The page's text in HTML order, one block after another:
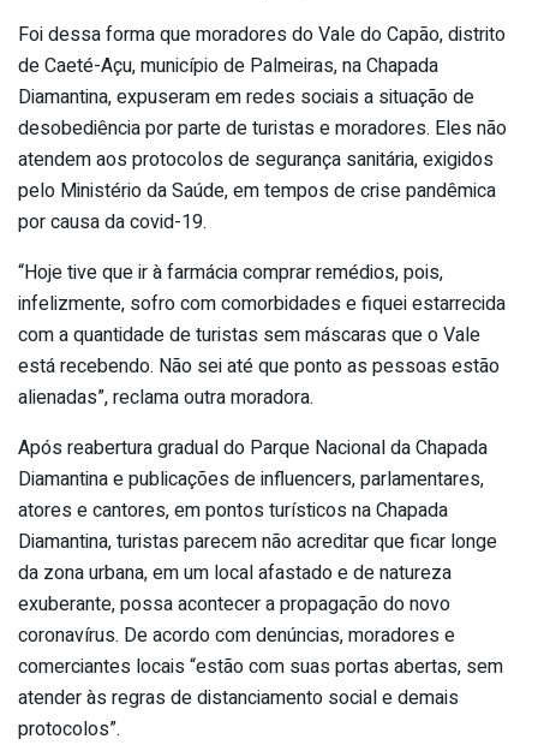
Foi dessa forma que moradores do Vale do Capão, distrito
de Caeté-Açu, município de Palmeiras, na Chapada
Diamantina, expuseram em redes sociais a situação de
desobediência por parte de turistas e moradores. Eles não
atendem aos protocolos de segurança sanitária, exigidos
pelo Ministério da Saúde, em tempos de crise pandêmica
por causa da covid-19.
“Hoje tive que ir à farmácia comprar remédios, pois,
infelizmente, sofro com comorbidades e fiquei estarrecida
com a quantidade de turistas sem máscaras que o Vale
está recebendo. Não sei até que ponto as pessoas estão
alienadas”, reclama outra moradora.
Após reabertura gradual do Parque Nacional da Chapada
Diamantina e publicações de influencers, parlamentares,
atores e cantores, em pontos turísticos na Chapada
Diamantina, turistas parecem não acreditar que ficar longe
da zona urbana, em um local afastado e de natureza
exuberante, possa acontecer a propagação do novo
coronavírus. De acordo com denúncias, moradores e
comerciantes locais “estão com suas portas abertas, sem
atender às regras de distanciamento social e demais
protocolos”.